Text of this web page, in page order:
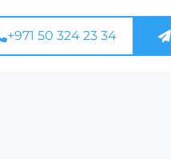
+971 50 324 23 34